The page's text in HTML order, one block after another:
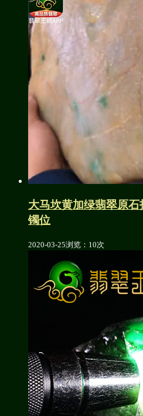
大马坎黄加绿翡翠原
镯位
2020-03-25浏览：10次